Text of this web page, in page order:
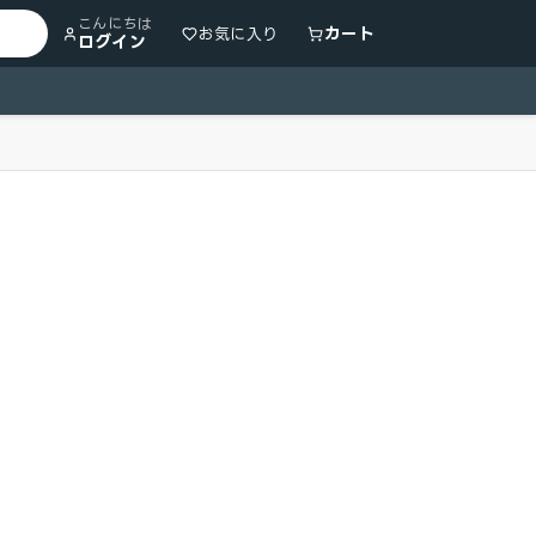
こんにちは
ログイン お気に入り カート